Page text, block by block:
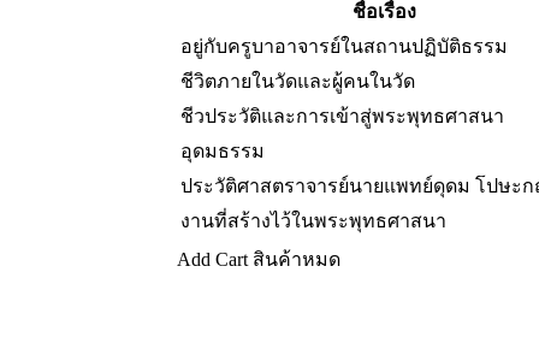
ชื่อเรื่อง
อยู่กับครูบาอาจารย์ในสถานปฏิบัติธรรม
ชีวิตภายในวัดและผู้คนในวัด
ชีวประวัติและการเข้าสู่พระพุทธศาสนา
อุดมธรรม
ประวัติศาสตราจารย์นายแพทย์ดุดม โปษะ
งานที่สร้างไว้ในพระพุทธศาสนา
Add Cart สินค้าหมด